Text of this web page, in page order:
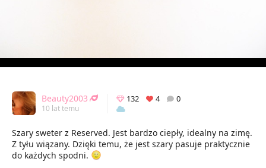
Beauty2003
10 lat temu
132 4 0
Szary sweter z Reserved. Jest bardzo ciepły, idealny na zimę.
Z tyłu wiązany. Dzięki temu, że jest szary pasuje praktycznie
do każdych spodni.